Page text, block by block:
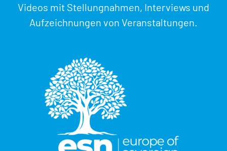
Videos mit Stellungnahmen, Interviews und
Aufzeichnungen von Veranstaltungen.